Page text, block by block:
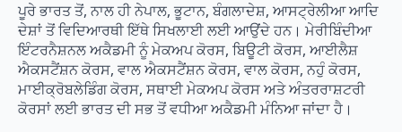
ਪੂਰੇ ਭਾਰਤ ਤੋਂ, ਨਾਲ ਹੀ ਨੇਪਾਲ, ਭੂਟਾਨ, ਬੰਗਲਾਦੇਸ਼, ਆਸਟ੍ਰੇਲੀਆ ਆਦਿ
ਦੇਸ਼ਾਂ ਤੋਂ ਵਿਦਿਆਰਥੀ ਇੱਥੇ ਸਿਖਲਾਈ ਲਈ ਆਉਂਦੇ ਹਨ। ਮੇਰੀਬਿੰਦੀਆ
ਇੰਟਰਨੈਸ਼ਨਲ ਅਕੈਡਮੀ ਨੂੰ ਮੇਕਅਪ ਕੋਰਸ, ਬਿਊਟੀ ਕੋਰਸ, ਆਈਲੈਸ਼
ਐਕਸਟੈਂਸ਼ਨ ਕੋਰਸ, ਵਾਲ ਐਕਸਟੈਂਸ਼ਨ ਕੋਰਸ, ਵਾਲ ਕੋਰਸ, ਨਹੁੰ ਕੋਰਸ,
ਮਾਈਕ੍ਰੋਬਲੇਡਿੰਗ ਕੋਰਸ, ਸਥਾਈ ਮੇਕਅਪ ਕੋਰਸ ਅਤੇ ਅੰਤਰਰਾਸ਼ਟਰੀ
ਕੋਰਸਾਂ ਲਈ ਭਾਰਤ ਦੀ ਸਭ ਤੋਂ ਵਧੀਆ ਅਕੈਡਮੀ ਮੰਨਿਆ ਜਾਂਦਾ ਹੈ।